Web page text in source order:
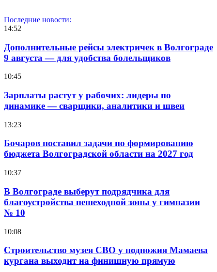
Последние новости:
14:52
Дополнительные рейсы электричек в Волгограде
9 августа — для удобства болельщиков
10:45
Зарплаты растут у рабочих: лидеры по
динамике — сварщики, аналитики и швеи
13:23
Бочаров поставил задачи по формированию
бюджета Волгоградской области на 2027 год
10:37
В Волгограде выберут подрядчика для
благоустройства пешеходной зоны у гимназии
№ 10
10:08
Строительство музея СВО у подножия Мамаева
кургана выходит на финишную прямую